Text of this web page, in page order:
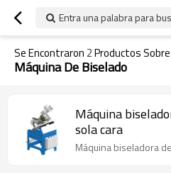
Entra una palabra para
Se Encontraron 2Productos Sobre
Máquina De Biselado
Máquina
sola cara
Máquina biseladora